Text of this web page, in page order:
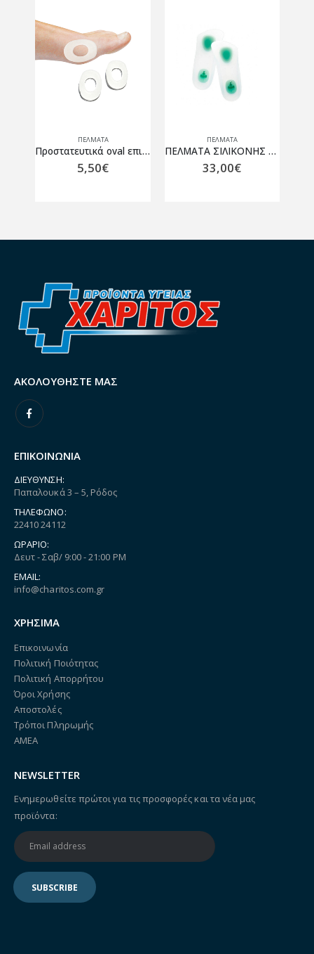
ΠΈΛΜΑΤΑ
Προστατευτικά oval επιθέματα gel Vita 07-2-031
5,50€
ΠΈΛΜΑΤΑ
ΠΕΛΜΑΤΑ ΣΙΛΙΚΟΝΗΣ 3/4 OPPO 5404
33,00€
ΑΚΟΛΟΥΘΉΣΤΕ ΜΑΣ
ΕΠΙΚΟΙΝΩΝΙΑ
ΔΙΕΎΘΥΝΣΗ:
Παπαλουκά 3 – 5, Ρόδος
ΤΗΛΈΦΩΝΟ:
22410 24112
ΩΡΆΡΙΟ:
Δευτ - Σαβ/ 9:00 - 21:00 PM
EMAIL:
info@charitos.com.gr
ΧΡΗΣΙΜΑ
Επικοινωνία
Πολιτική Ποιότητας
Πολιτική Απορρήτου
Όροι Χρήσης
Αποστολές
Τρόποι Πληρωμής
ΑΜΕΑ
NEWSLETTER
Ενημερωθείτε πρώτοι για τις προσφορές και τα νέα μας
προϊόντα: